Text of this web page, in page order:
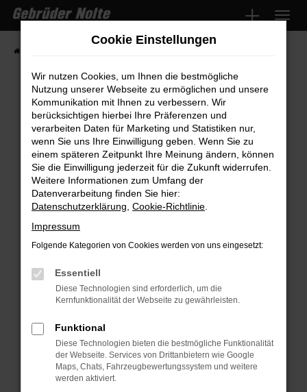
Zum
Hauptinhalt
springen
Fehler: Network Error
Beim Laden ist ein Fehler aufgetreten.
Hier sind ein paar Tipps, die dir helfen können:
Überprüfe deine Firewall und deine
Internetverbindung.
Manche Erweiterungen, wie Werbeblocker,
können das Laden bestimmter Seiten
verhindern. Funktioniert die Seite in einem
anderen Browser oder in einem privaten
Fenster?
Starte dein Gerät neu.
Das kann manchmal helfen,
Cookie Einstellungen
Wir nutzen Cookies, um Ihnen die bestmögliche
Nutzung unserer Webseite zu ermöglichen und unsere
Kommunikation mit Ihnen zu verbessern. Wir
berücksichtigen hierbei Ihre Präferenzen und
verarbeiten Daten für Marketing und Statistiken nur,
wenn Sie uns Ihre Einwilligung geben. Wenn Sie zu
einem späteren Zeitpunkt Ihre Meinung ändern, können
Sie die Einwilligung jederzeit für die Zukunft widerrufen.
Weitere Informationen zum Umfang der
Datenverarbeitung finden Sie hier:
Datenschutzerklärung Cookie-Richtlinie
Impressum
Folgende Kategorien von Cookies werden von uns eingesetzt:
Essentiell
Diese Technologien sind erforderlich, um die
Kernfunktionalität der Webseite zu gewährleisten.
Funktional
Diese Technologien bieten die bestmögliche Funktionalität
der Webseite. Services von Drittanbietern wie Google
Maps, Chats, Fahrzeugbewertungssystem und weitere
werden aktiviert.